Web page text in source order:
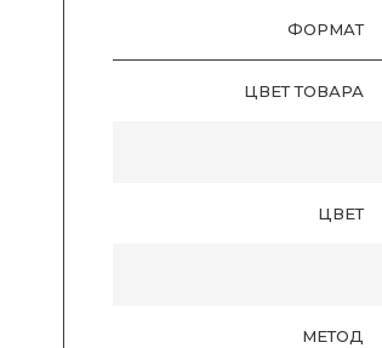
ФОРМАТ
ЦВЕТ ТОВАРА
ЦВЕТ
МЕТОД